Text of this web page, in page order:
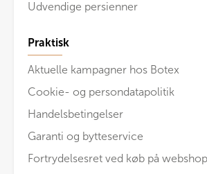
Udvendige persienner
Praktisk
Aktuelle kampagner hos Botex
Cookie- og persondatapolitik
Handelsbetingelser
Garanti og bytteservice
Fortrydelsesret ved køb på